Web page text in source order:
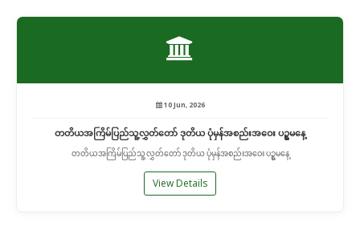
10 Jun, 2026
တတိယအကြိမ်ပြည်သူ့လွှတ်တော် ဒုတိယ ပုံမှန်အစည်းအဝေး ပဥ္စမနေ့
တတိယအကြိမ်ပြည်သူ့လွှတ်တော် ဒုတိယ ပုံမှန်အစည်းအဝေး ပဥ္စမနေ့
View Details